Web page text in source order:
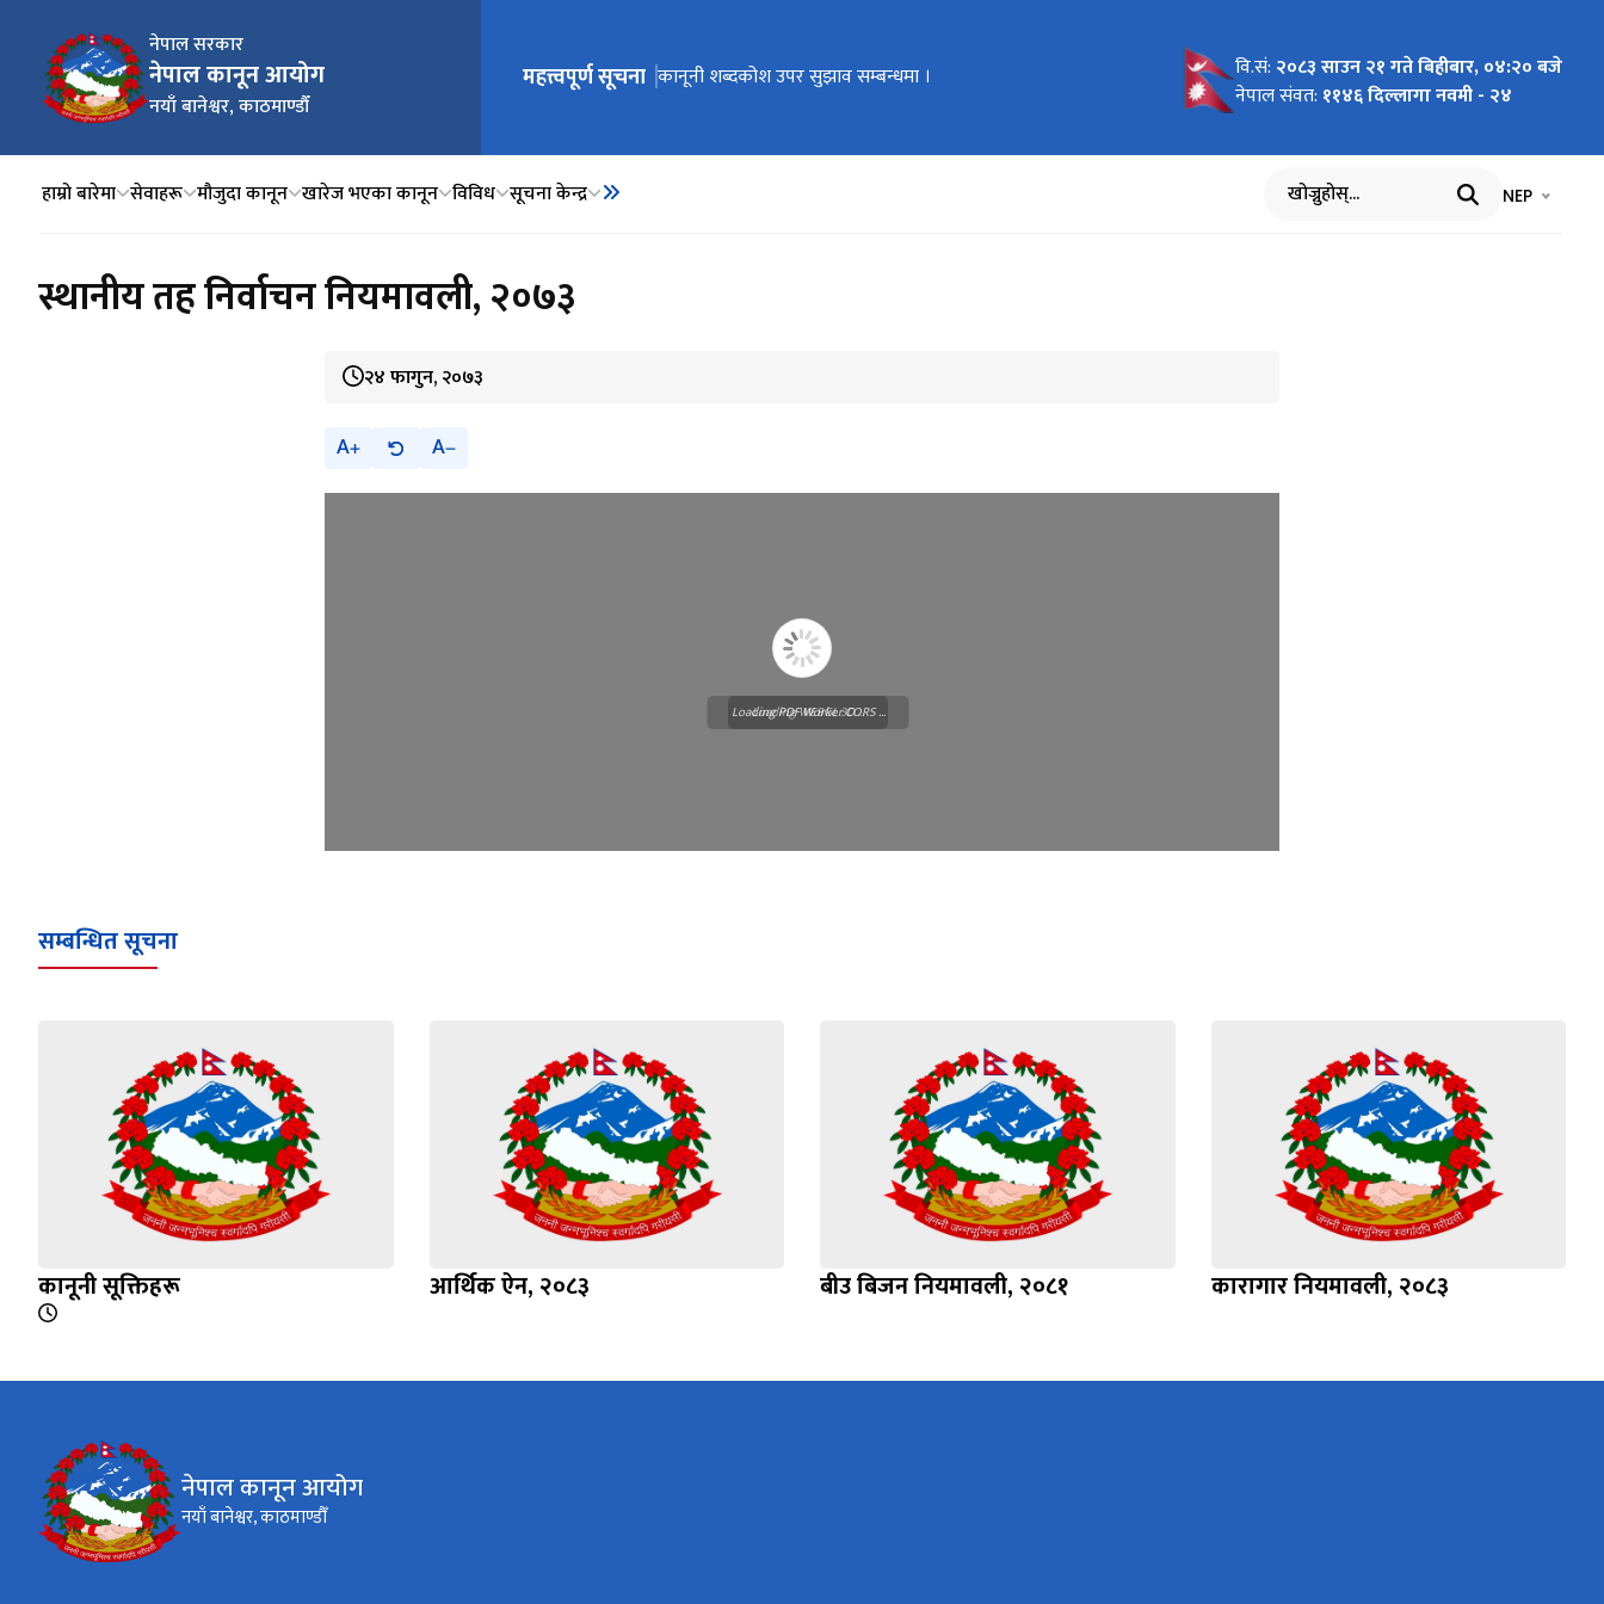
नेपाल सरकार
नेपाल कानून आयोग
नयाँ बानेश्वर, काठमाण्डौँ
मुख्य नेभिगेसनमा जानुहोस्
महत्त्वपूर्ण सूचना कार्यालय स्थानान्तरण भएको सूचना ।
कानूनी शब्दकोश उपर सुझाव सम्बन्धमा ।
कानूनी शब्दकोश वि.सं: २०८३ साउन २१ गते बिहीबार, ०४:२० बजे
नेपाल संवत: ११४६ दिल्लागा नवमी - २४
हाम्रो बारेमा सेवाहरू मौजुदा कानून खारेज भएका कानून विविध सूचना केन्द्र खोज्नुहोस् भाषा चयन
NEP
स्थानीय तह निर्वाचन नियमावली, २०७३
२४ फागुन, २०७३
A A
Loading WEBGL 3D ...
Loading PDF Worker CORS ...
सम्बन्धित सूचना
कानूनी सूक्तिहरू आर्थिक ऐन, २०८३ बीउ बिजन नियमावली, २०८१ कारागार नियमावली, २०८३
नेपाल कानून आयोग
नयाँ बानेश्वर, काठमाण्डौँ